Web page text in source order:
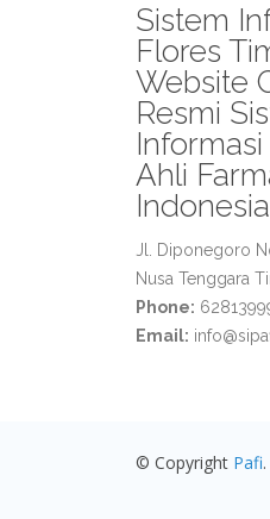
Sistem
Flores
Website
Resmi
Ahli
Indonesia
Jl. Diponegoro
Nusa Tenggara
Phone:
Email:
© Copyright Pafi